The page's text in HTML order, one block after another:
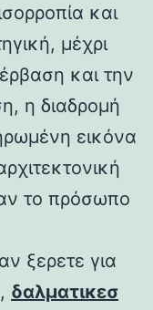
και
μέχρι
και την
η διαδρομή
εικόνα
το πρόσωπο
ξερετε για
, δαλματικεσ